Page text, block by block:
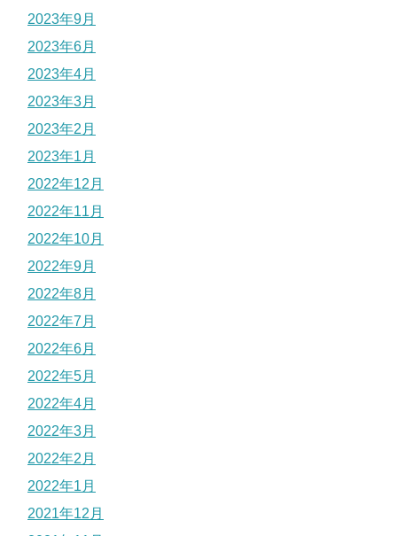
2023年9月
2023年6月
2023年4月
2023年3月
2023年2月
2023年1月
2022年12月
2022年11月
2022年10月
2022年9月
2022年8月
2022年7月
2022年6月
2022年5月
2022年4月
2022年3月
2022年2月
2022年1月
2021年12月